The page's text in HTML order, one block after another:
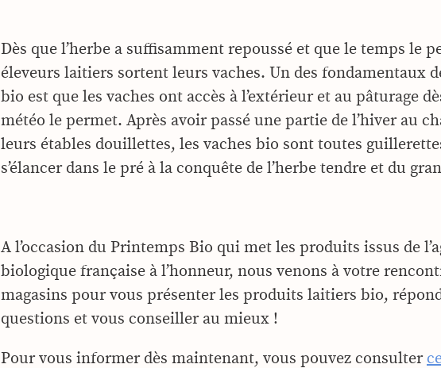
Dès que l’herbe a suffisamment repoussé et que le temps le
éleveurs laitiers sortent leurs vaches. Un des fondamentaux
bio est que les vaches ont accès à l’extérieur et au pâturage
météo le permet. Après avoir passé une partie de l’hiver au
leurs étables douillettes, les vaches bio sont toutes
s’élancer dans le pré à la conquête de l’herbe tendre et du
A l’occasion du Printemps Bio qui met les produits issus de
biologique française à l’honneur, nous venons à votre
magasins pour vous présenter les produits laitiers bio,
questions et vous conseiller au mieux !
Pour vous informer dès maintenant, vous pouvez consulter